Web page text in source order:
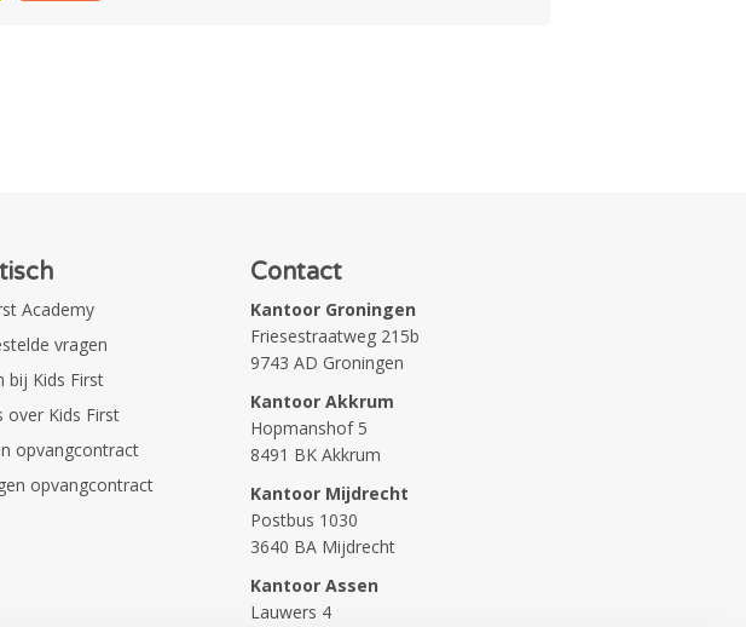
Academy
vragen
bij Kids First
over Kids First
opvangcontract
opvangcontract
Contact
Kantoor Groningen
Friesestraatweg 215b
9743 AD Groningen
Kantoor Akkrum
Hopmanshof 5
8491 BK Akkrum
Kantoor Mijdrecht
Postbus 1030
3640 BA Mijdrecht
Kantoor Assen
Lauwers 4